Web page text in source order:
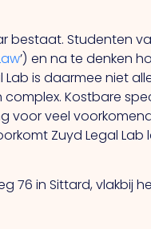
bestaat. Studenten
’) en na te denken
is daarmee niet
Kostbare
voor veel
Zuyd Legal
76 in Sittard, vlakbij